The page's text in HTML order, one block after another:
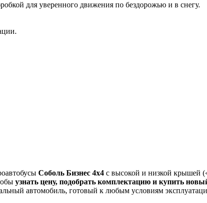
для уверенного движения по бездорожью и в снегу.
Соболь Бизнес 4х4 с высокой и низкой крышей
узнать цену, подобрать комплектацию и купить
автомобиль, готовый к любым условиям